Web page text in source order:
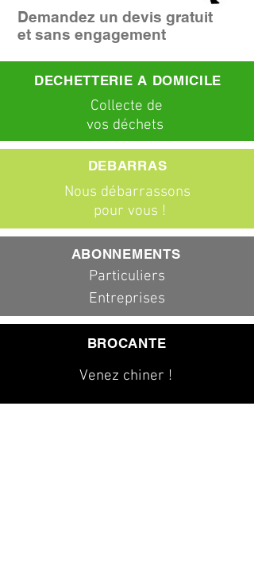
Demandez un devis gratuit
et sans engagement
DECHETTERIE A DOMICILE
Collecte de
vos déchets
Nous débarrassons
pour vous !
DEBARRAS
ABONNEMENTS
Particuliers
Entreprises
BROCANTE
Venez chiner !